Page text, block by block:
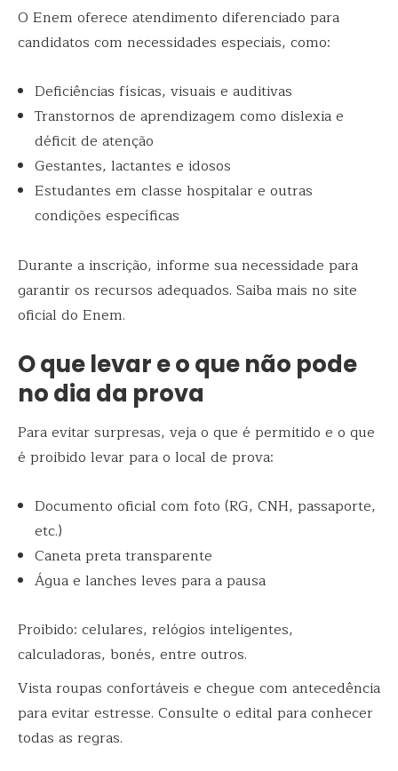
O Enem oferece atendimento diferenciado para
candidatos com necessidades especiais, como:
Deficiências físicas, visuais e auditivas
Transtornos de aprendizagem como dislexia e
déficit de atenção
Gestantes, lactantes e idosos
Estudantes em classe hospitalar e outras
condições específicas
Durante a inscrição, informe sua necessidade para
garantir os recursos adequados. Saiba mais no site
oficial do Enem.
O que levar e o que não pode
no dia da prova
Para evitar surpresas, veja o que é permitido e o que
é proibido levar para o local de prova:
Documento oficial com foto (RG, CNH, passaporte,
etc.)
Caneta preta transparente
Água e lanches leves para a pausa
Proibido: celulares, relógios inteligentes,
calculadoras, bonés, entre outros.
Vista roupas confortáveis e chegue com antecedência
para evitar estresse. Consulte o edital para conhecer
todas as regras.